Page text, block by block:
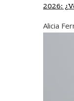
2026:
Alicia